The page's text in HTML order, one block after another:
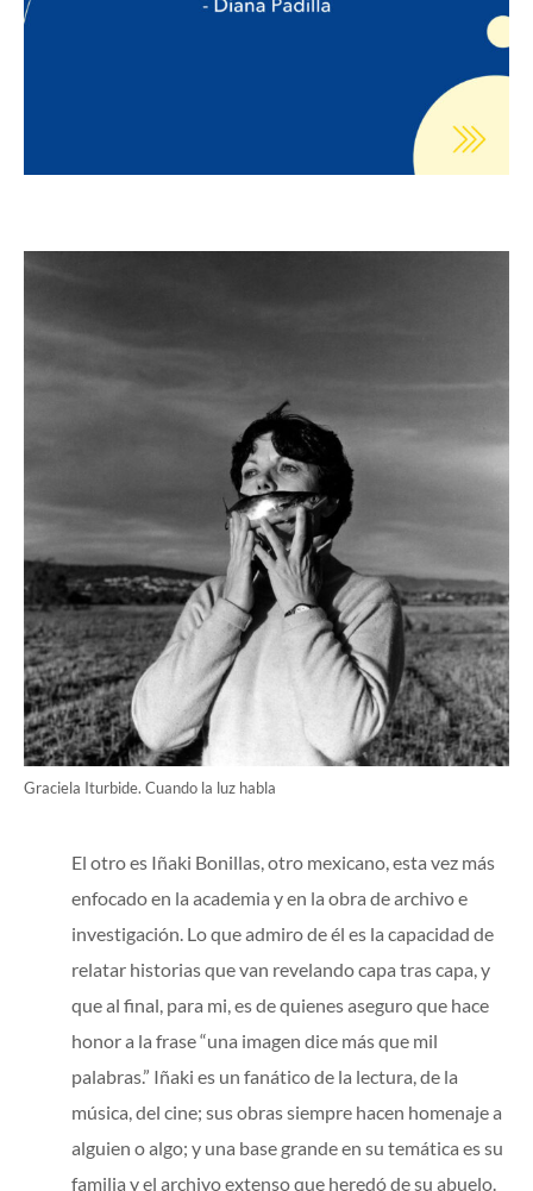
Graciela Iturbide. Cuando la luz habla
El otro es Iñaki Bonillas, otro mexicano, esta vez más
enfocado en la academia y en la obra de archivo e
investigación. Lo que admiro de él es la capacidad de
relatar historias que van revelando capa tras capa, y
que al final, para mi, es de quienes aseguro que hace
honor a la frase “una imagen dice más que mil
palabras.” Iñaki es un fanático de la lectura, de la
música, del cine; sus obras siempre hacen homenaje a
alguien o algo; y una base grande en su temática es su
familia y el archivo extenso que heredó de su abuelo.